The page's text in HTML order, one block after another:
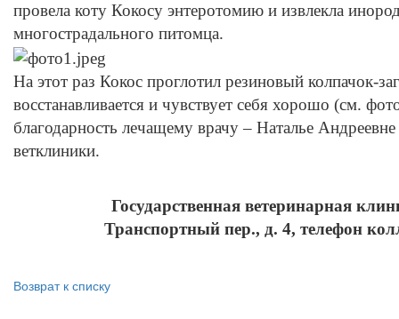
провела коту Кокосу энтеротомию и извлекла
многострадального питомца.
На этот раз Кокос проглотил резиновый колпачок-
восстанавливается и чувствует себя хорошо (см.
благодарность лечащему врачу – Наталье
ветклиники.
Государственная ветеринарная
Транспортный пер., д. 4, телефон
Возврат к списку